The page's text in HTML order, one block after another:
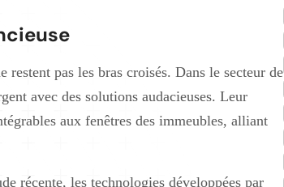
restent pas les bras croisés. Dans le secteur de
avec des solutions audacieuses. Leur
aux fenêtres des immeubles, alliant
récente, les technologies développées par